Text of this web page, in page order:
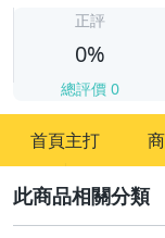
正評
0%
總評價 0
首頁主打